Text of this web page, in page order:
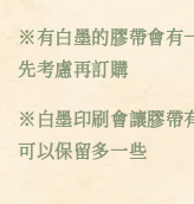
※有白墨的膠帶會有
先考慮再訂購
※白墨印刷會讓膠帶
可以保留多一些